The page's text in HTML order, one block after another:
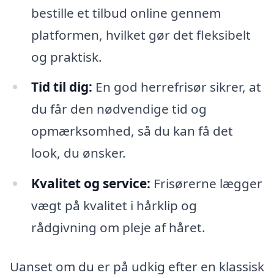
bestille et tilbud online gennem
platformen, hvilket gør det fleksibelt
og praktisk.
Tid til dig: En god herrefrisør sikrer, at
du får den nødvendige tid og
opmærksomhed, så du kan få det
look, du ønsker.
Kvalitet og service: Frisørerne lægger
vægt på kvalitet i hårklip og
rådgivning om pleje af håret.
Uanset om du er på udkig efter en klassisk